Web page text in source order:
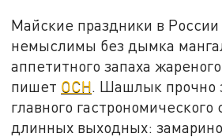
Майские праздники в России
немыслимы без дымка
аппетитного запаха
пишет ОСН. Шашлык прочно
главного гастрономического
длинных выходных: